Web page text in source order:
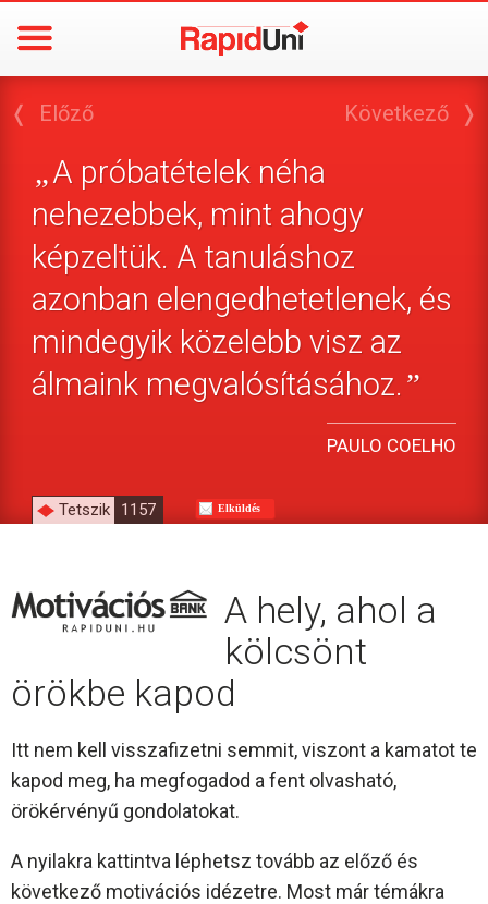
❬ Előző
„A próbatételek néha
nehezebbek, mint ahogy
képzeltük. A tanuláshoz
azonban elengedhetetlenek, és
mindegyik közelebb visz az
álmaink megvalósításához.”
PAULO COELHO
Következő ❭
Tetszik 1157 Elküldés
A hely, ahol a
kölcsönt
örökbe kapod
Itt nem kell visszafizetni semmit, viszont a kamatot te
kapod meg, ha megfogadod a fent olvasható,
örökérvényű gondolatokat.
A nyilakra kattintva léphetsz tovább az előző és
következő motivációs idézetre. Most már témákra